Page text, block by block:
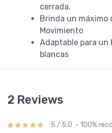
cerrada.
Brinda un
Movimiento
Adaptable para un
blancas
2 Reviews
5 / 5.0 - 100%